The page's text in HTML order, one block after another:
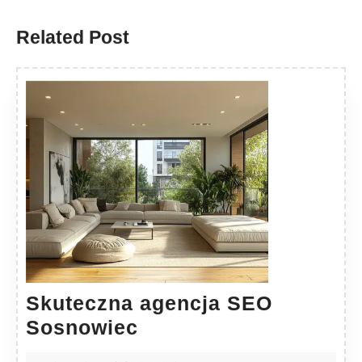
Related Post
Skuteczna agencja SEO
Sosnowiec